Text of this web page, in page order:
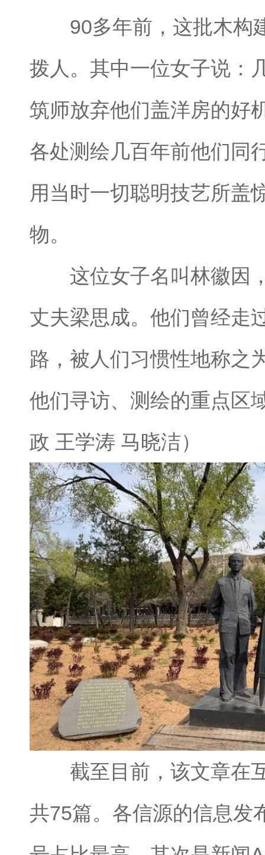
90多年前，这批木构
拨人。其中一位女子说：
筑师放弃他们盖洋房的好
各处测绘几百年前他们同
用当时一切聪明技艺所盖
物。
这位女子名叫林徽因
丈夫梁思成。他们曾经走
路，被人们习惯性地称之
他们寻访、测绘的重点区
政 王学涛 马晓洁）
截至目前，该文章在
共75篇。各信源的信息发